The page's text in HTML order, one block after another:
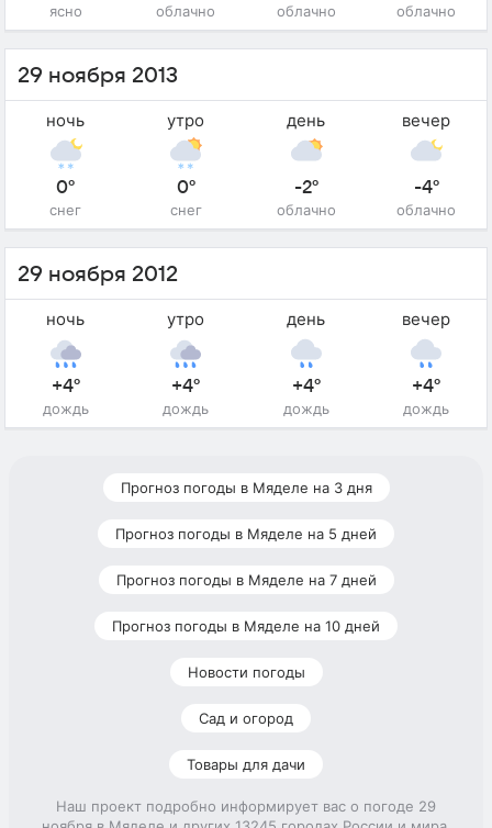
ясно облачно облачно облачно
29 ноября 2013
ночь
0°
снег
утро
0°
снег
день
-2°
облачно
вечер
-4°
облачно
29 ноября 2012
ночь
+4°
дождь
утро
+4°
дождь
день
+4°
дождь
вечер
+4°
дождь
Прогноз погоды в Мяделе на 3 дня
Прогноз погоды в Мяделе на 5 дней
Прогноз погоды в Мяделе на 7 дней
Прогноз погоды в Мяделе на 10 дней
Новости погоды
Сад и огород
Товары для дачи
Наш проект подробно информирует вас о погоде 29